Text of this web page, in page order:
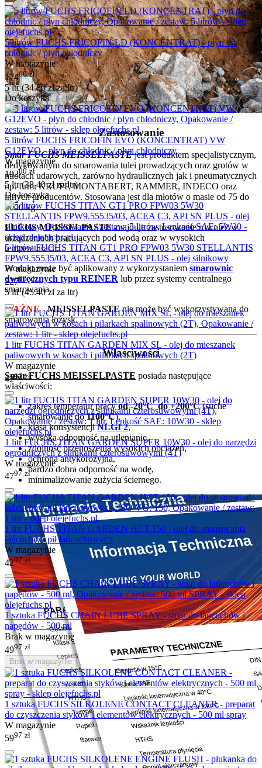
Zastosowanie
Smar FUCHS MEISSELPASTEjest produktem specjalistycznym,
dedykowanym do smarowania tulei prowadzących oraz grotów w
młotach udarowych, zarówno hydraulicznych jak i pneumatycznych
np. firm: KRUPP, MONTABERT, RAMMER, INDECO oraz
innych producentów. Stosowana jest dla młotów o masie od 75 do
6000 kg.
FUCHS MEISSELPASTEznajduje zastosowanie również w
urządzeniach pracujących pod wodą oraz w wysokich
temperaturach.
Produkt może być aplikowany z wykorzystaniem smarownic
dwuręcznych typu REINER lub przez systemy centralnego
smarowania.
WAŻNE-MEISSELPASTEnie może być wykorzystywana do
smarowania łożysk.
Właściwości
Smar FUCHS MEISSELPASTE posiada następujące
właściwości:
zakres temperatur pracyod -20°C do +200°C(suche
smarowanie do1100°C),
klasa konsystencjiNLGI 2,
wysoka odporność na utlenianie,
zdolność przenoszenia wysokich obciążeń,
ochrona antykorozyjna,
bardzo dobra odporność na wodę,
minimalizowanie zużycia ściernego.
5 litrów FUCHS FRICOFIN LD (KONCENTRAT) - płyn do
chłodnic / płyn chłodniczy
W magazynie
17400 zł
5 ltr (34.80złza ltr)
Do koszyka
5 litrów FUCHS FRICOFIN EVO (KONCENTRAT) VW
G12EVO - płyn do chłodnic / płyn chłodniczy
W magazynie
19200 zł
5 ltr (38.40złza ltr)
Do koszyka
5 litrów FUCHS TITAN GT1 PRO FPW03 5W30 STELLANTIS
FPW9.55535/03, ACEA C3, API SN PLUS - olej silnikowy
W magazynie
22700 zł
5 ltr (45.40złza ltr)
1 litr FUCHS TITAN GARDEN MIX SL - olej do mieszanek
paliwowych w kosach i pilarkach spalinowych (2T)
W magazynie
4297 zł
1 litr FUCHS TITAN GARDEN SUPER 10W30 - olej do narzędzi
ogrodniczych z silnikami czterosuwowymi (4T)
W magazynie
4797 zł
1 litr FUCHS TITAN GARDEN HCT 150 - olej do smarowania
łańcuchów pił łańcuchowych
W magazynie
4297 zł
1 sztuka FUCHS CHAIN LUBE SPRAY - smar do łańcuchów i
napędów - 500 ml
Brak w magazynie
4997 zł
Brak w magazynie
1 sztuka FUCHS SILKOLENE CONTACT CLEANER - preparat
do czyszczenia styków i elementów elektrycznych - 500 ml spray
W magazynie
5997 zł